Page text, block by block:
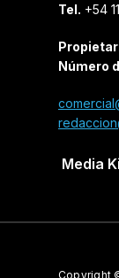
Tel. +54
Número
Media
Copyright